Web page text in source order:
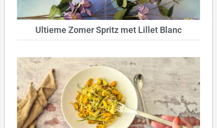
Ultieme Zomer Spritz met Lillet Blanc